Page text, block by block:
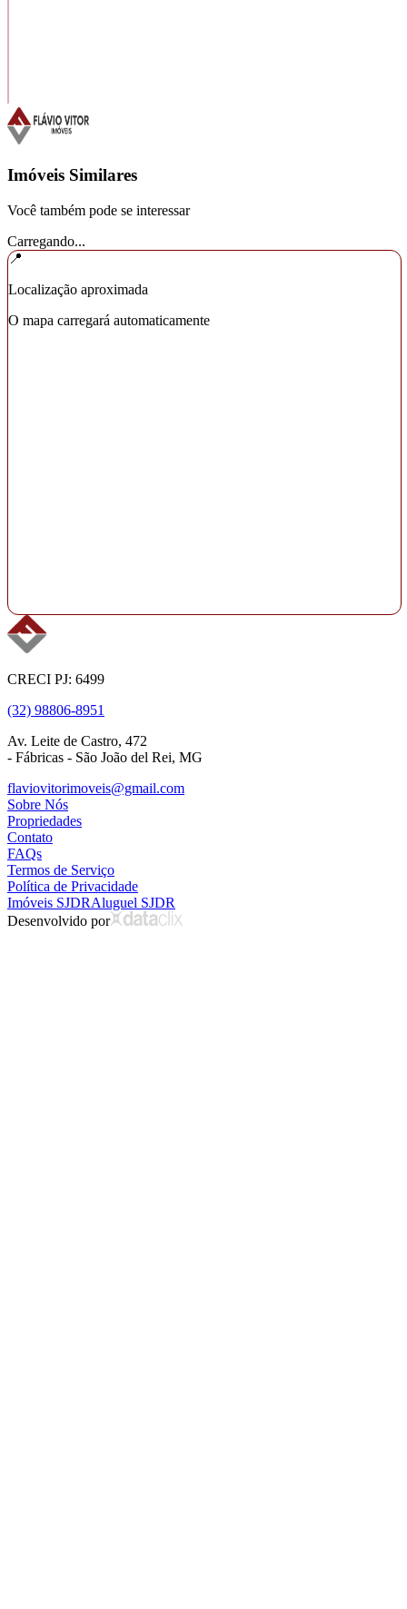
Imóveis Similares
Você também pode se interessar
Carregando...
📍
Localização aproximada
O mapa carregará automaticamente
CRECI PJ: 6499
(32) 98806-8951
Av. Leite de Castro, 472
- Fábricas - São João del Rei, MG
flaviovitorimoveis@gmail.com
Sobre Nós
Propriedades
Contato
FAQs
Termos de Serviço
Política de Privacidade
Imóveis SJDRAluguel SJDR
Desenvolvido por